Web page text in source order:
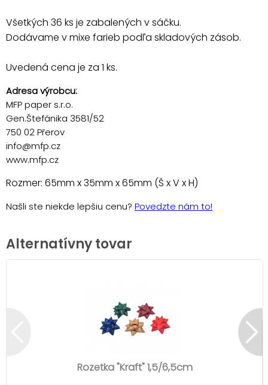
Všetkých 36 ks je zabalených v sáčku.
Dodávame v mixe farieb podľa skladových zásob.
Uvedená cena je za 1 ks.
Adresa výrobcu:
MFP paper s.r.o.
Gen.Štefánika 3581/52
750 02 Přerov
info@mfp.cz
www.mfp.cz
Rozmer: 65mm x 35mm x 65mm (Š x V x H)
Našli ste niekde lepšiu cenu? Povedzte nám to!
Alternatívny tovar
Rozetka "Kraft" 1,5/6,5cm